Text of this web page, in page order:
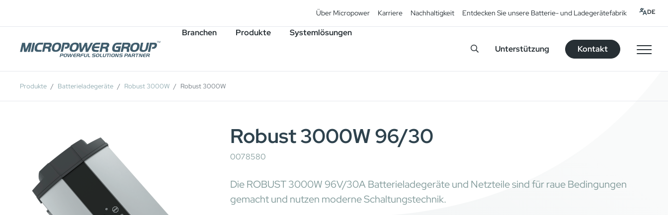
Über Micropower Karriere Nachhaltigkeit Entdecken Sie unsere Batterie- und Ladegerätefabrik DE
Branchen Produkte
Systemlösungen
Unterstützung
Kontakt
Stellenangebote
Produkte Batterieladegeräte Robust 3000W Robust 3000W
Robust 3000W 96/30
0078580
Die ROBUST 3000W 96V/30A Batterieladegeräte und Netzteile sind für raue Bedingungen
gemacht und nutzen moderne Schaltungstechnik.